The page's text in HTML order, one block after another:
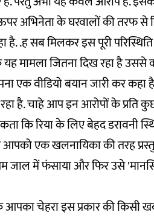
अभिनेता के घरवालों की तरफ से
है. .ह सब मिलकर इस पूरी
यह मामला जितना दिख रहा है
एक वीडियोबयानजारी कर कहा
है. चाहे आप इन आरोपों के प्रति
कि रिया के लिए बेहद डरावनी
एक खलनायिका की तरह
जाल में फंसाया और फिर उसे
चेहरा इस प्रकार की किसी